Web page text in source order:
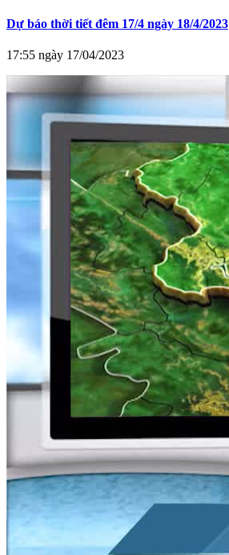
Dự báo thời tiết đêm 17/4 ngày 18/4/2023
17:55 ngày 17/04/2023